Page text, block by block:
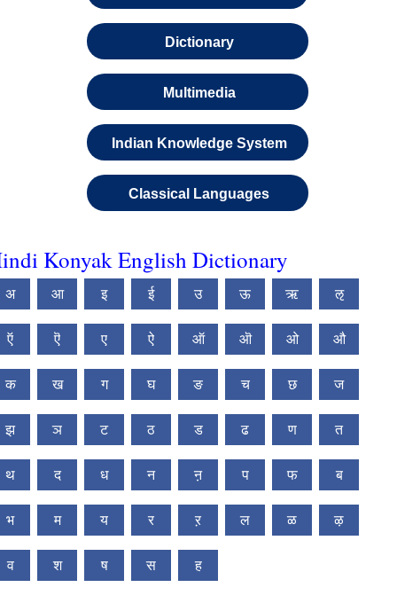
Dictionary
Multimedia
Indian Knowledge System
Classical Languages
Konyak English Dictionary
अ आ इ ई उ ऊ ऋ ऌ
ऍ ऎ ए ऐ ऑ ऒ ओ औ
क ख ग घ ङ च छ ज
झ ञ ट ठ ड ढ ण त
थ द ध न ऩ प फ ब
भ म य र ऱ ल ळ ऴ
व श ष स ह